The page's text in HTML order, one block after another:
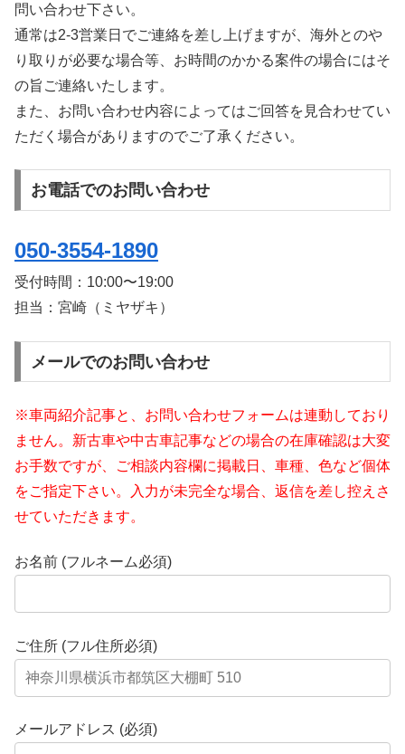
問い合わせ下さい。
通常は2-3営業日でご連絡を差し上げますが、海外とのや
り取りが必要な場合等、お時間のかかる案件の場合にはそ
の旨ご連絡いたします。
また、お問い合わせ内容によってはご回答を見合わせてい
ただく場合がありますのでご了承ください。
お電話でのお問い合わせ
050-3554-1890
受付時間： 10:00〜19:00
担当：宮崎（ミヤザキ）
メールでのお問い合わせ
※車両紹介記事と、お問い合わせフォームは連動しており
ません。新古車や中古車記事などの場合の在庫確認は大変
お手数ですが、ご相談内容欄に掲載日、車種、色など個体
をご指定下さい。入力が未完全な場合、返信を差し控えさ
せていただきます。
お名前 (フルネーム必須)
ご住所 (フル住所必須)
メールアドレス (必須)